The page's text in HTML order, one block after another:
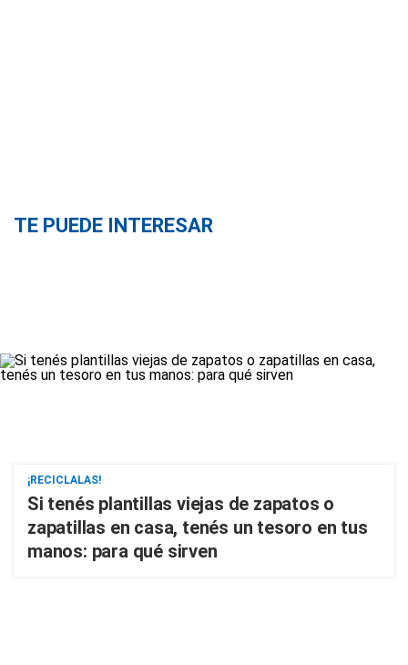
TE PUEDE INTERESAR
¡RECICLALAS!
Si tenés plantillas viejas de zapatos o
zapatillas en casa, tenés un tesoro en tus
manos: para qué sirven